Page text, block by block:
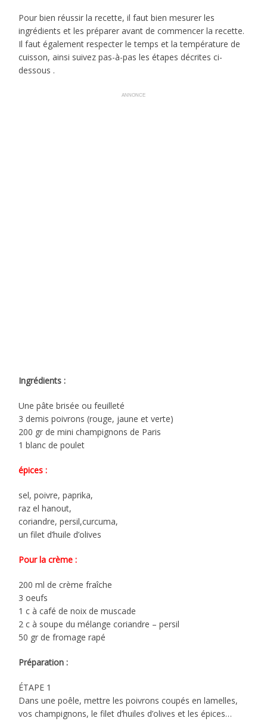
Pour bien réussir la recette, il faut bien mesurer les
ingrédients et les préparer avant de commencer la recette.
Il faut également respecter le temps et la température de
cuisson, ainsi suivez pas-à-pas les étapes décrites ci-
dessous .
ANNONCE
Ingrédients :
Une pâte brisée ou feuilleté
3 demis poivrons (rouge, jaune et verte)
200 gr de mini champignons de Paris
1 blanc de poulet
épices :
sel, poivre, paprika,
raz el hanout,
coriandre, persil,curcuma,
un filet d’huile d’olives
Pour la crème :
200 ml de crème fraîche
3 oeufs
1 c à café de noix de muscade
2 c à soupe du mélange coriandre – persil
50 gr de fromage rapé
Préparation :
ÉTAPE 1
Dans une poêle, mettre les poivrons coupés en lamelles,
vos champignons, le filet d’huiles d’olives et les épices…